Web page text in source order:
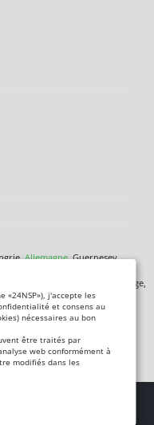
Allemagne, Guernesey,
Monaco, Pays-Bas, Norvège,
Marin, Slovénie, Îles Féroé,
Non destiné à diagnostiquer,
de ce site sont fournies à titre
d'un spécialiste.
«24NSP»), j'accepte les
et consens au
nécessaires au bon
être traités par
web conformément à
modifiés dans les